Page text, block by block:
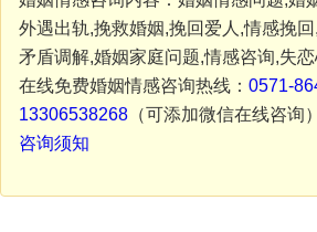
外遇出轨,挽救婚姻,挽回爱人,情感挽
矛盾调解,婚姻家庭问题,情感咨询,失恋
在线免费婚姻情感咨询热线： 0571-
13306538268（可添加微信在线咨询
咨询须知